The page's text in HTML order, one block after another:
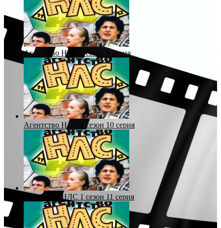
Агентство НЛС 1 сезон 9 серия
Агентство НЛС 1 сезон 10 серия
Агентство НЛС 1 сезон 11 серия